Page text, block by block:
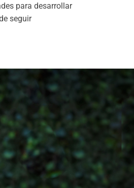
para desarrollar
seguir